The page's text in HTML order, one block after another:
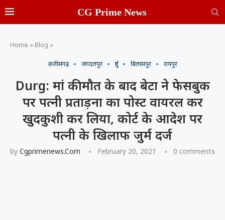
CG Prime News
Home » Blog »
छत्तीसगढ़ जगदलपुर दुर्ग बिलासपुर रायपुर
Durg: मां की मौत के बाद बेटा ने फेसबुक
पर पत्नी प्रताड़ना का पोस्ट वायरल कर
खुदकुशी कर लिया, कोर्ट के आदेश पर
पत्नी के खिलाफ जुर्म दर्ज
by Cgprimenews.com February 20, 2021 0 comments